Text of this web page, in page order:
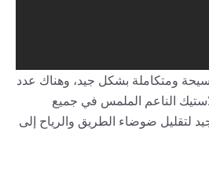
ومتكاملة بشكل جيد، وهناك عدد
الناعم الملمس في جميع
لتقليل ضوضاء الطريق والرياح إلى